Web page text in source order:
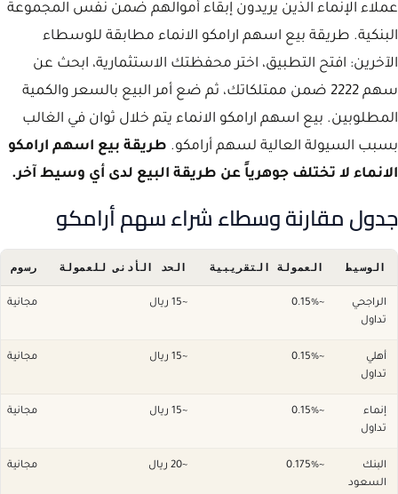
عملاء الإنماء الذين يريدون إبقاء أموالهم ضمن نفس المجموعة
البنكية. طريقة بيع اسهم ارامكو الانماء مطابقة للوسطاء
الآخرين: افتح التطبيق، اختر محفظتك الاستثمارية، ابحث عن
سهم 2222 ضمن ممتلكاتك، ثم ضع أمر البيع بالسعر والكمية
المطلوبين. بيع اسهم ارامكو الانماء يتم خلال ثوان في الغالب
بسبب السيولة العالية لسهم أرامكو. طريقة بيع اسهم ارامكو
الانماء لا تختلف جوهرياً عن طريقة البيع لدى أي وسيط آخر.
جدول مقارنة وسطاء شراء سهم أرامكو
الوسيط العمولة التقريبية الحد الأدنى للعمولة رسوم
الراجحي
تداول
~0.15% ~15 ريال مجانية
أهلي
تداول
~0.15% ~15 ريال مجانية
إنماء
تداول
~0.15% ~15 ريال مجانية
البنك
السعود
~0.175% ~20 ريال مجانية